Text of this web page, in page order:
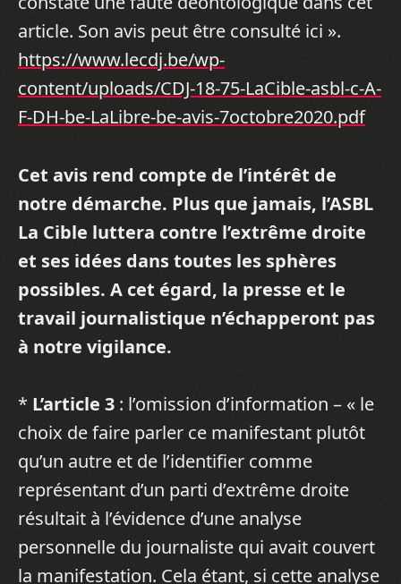
article. Son avis peut être consulté ici ».
https://www.lecdj.be/wp-
content/uploads/CDJ-18-75-LaCible-asbl-c-A-
F-DH-be-LaLibre-be-avis-7octobre2020.pdf
Cet avis rend compte de l’intérêt de
notre démarche. Plus que jamais, l’ASBL
La Cible luttera contre l’extrême droite
et ses idées dans toutes les sphères
possibles. A cet égard, la presse et le
travail journalistique n’échapperont pas
à notre vigilance.
* L’article 3 : l’omission d’information – « le
choix de faire parler ce manifestant plutôt
qu’un autre et de l’identifier comme
représentant d’un parti d’extrême droite
résultait à l’évidence d’une analyse
personnelle du journaliste qui avait couvert
la manifestation. Cela étant, si cette analyse